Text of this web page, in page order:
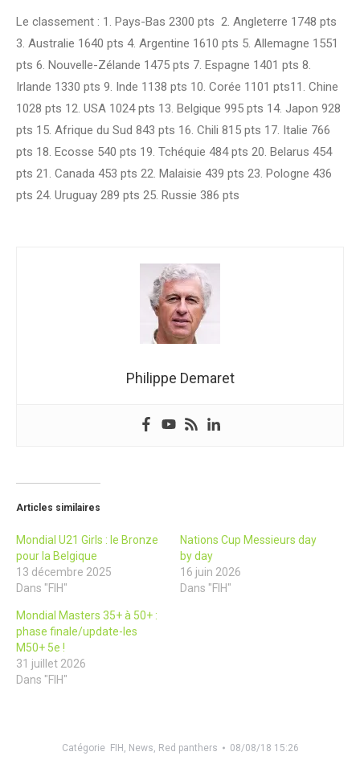
Le classement : 1. Pays-Bas 2300 pts 2. Angleterre 1748 pts
3. Australie 1640 pts 4. Argentine 1610 pts 5. Allemagne 1551
pts 6. Nouvelle-Zélande 1475 pts 7. Espagne 1401 pts 8.
Irlande 1330 pts 9. Inde 1138 pts 10. Corée 1101 pts11. Chine
1028 pts 12. USA 1024 pts 13. Belgique 995 pts 14. Japon 928
pts 15. Afrique du Sud 843 pts 16. Chili 815 pts 17. Italie 766
pts 18. Ecosse 540 pts 19. Tchéquie 484 pts 20. Belarus 454
pts 21. Canada 453 pts 22. Malaisie 439 pts 23. Pologne 436
pts 24. Uruguay 289 pts 25. Russie 386 pts
Philippe Demaret
Articles similaires
Mondial U21 Girls : le Bronze
pour la Belgique
13 décembre 2025
Dans "FIH"
Nations Cup Messieurs day
by day
16 juin 2026
Dans "FIH"
Mondial Masters 35+ à 50+ :
phase finale/update-les
M50+ 5e !
31 juillet 2026
Dans "FIH"
Catégorie FIH , News, Red panthers 08/08/18 15:26